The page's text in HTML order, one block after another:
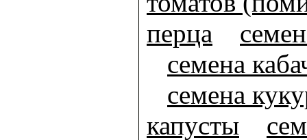
перца
семена
семена
капусты